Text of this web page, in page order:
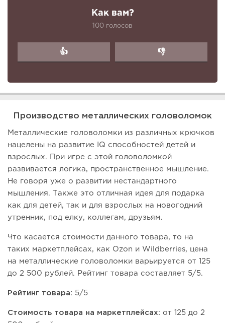
Как вам?
100 голосов
👍 👎
Производство металлических головоломок
Металлические головоломки из различных крючков
нацелены на развитие IQ способностей детей и
взрослых. При игре с этой головоломкой
развивается логика, пространственное мышление.
Не говоря уже о развитии нестандартного
мышления. Также это отличная идея для подарка
как для детей, так и для взрослых на новогодний
утренник, под елку, коллегам, друзьям.
Что касается стоимости данного товара, то на
таких маркетплейсах, как Ozon и Wildberries, цена
на металлические головоломки варьируется от 125
до 2 500 рублей. Рейтинг товара составляет 5/5.
Рейтинг товара: 5/5
Стоимость товара на маркетплейсах: от 125 до 2